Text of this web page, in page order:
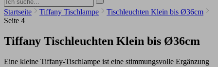
Startseite Tiffany Tischlampe
Tischleuchten Klein bis Ø36cm
Seite 4
Tiffany Tischleuchten Klein bis Ø36cm
Eine kleine Tiffany-Tischlampe ist eine stimmungsvolle Ergänzung